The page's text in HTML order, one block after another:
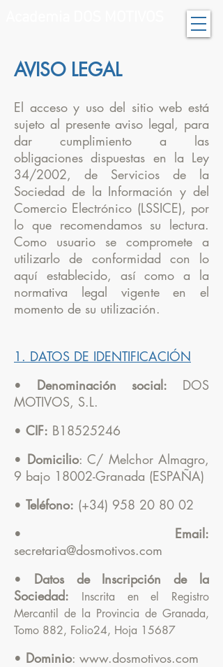
AVISO LEGAL
El acceso y uso del sitio web está
sujeto al presente aviso legal, para
dar cumplimiento a las
obligaciones dispuestas en la Ley
34/2002, de Servicios de la
Sociedad de la Información y del
Comercio Electrónico (LSSICE), por
lo que recomendamos su lectura.
Como usuario se compromete a
utilizarlo de conformidad con lo
aquí establecido, así como a la
normativa legal vigente en el
momento de su utilización.
1. DATOS DE IDENTIFICACIÓN
• Denominación social: DOS
MOTIVOS, S.L.
• CIF: B18525246
• Domicilio: C/ Melchor Almagro,
9 bajo 18002-Granada (ESPAÑA)
• Teléfono: (+34) 958 20 80 02
• Email:
secretaria@dosmotivos.com
• Datos de Inscripción de la
Sociedad:
Inscrita en el Registro
Mercantil de la Provincia de Granada,
Tomo 882, Folio24, Hoja 15687
• Dominio: www.dosmotivos.com